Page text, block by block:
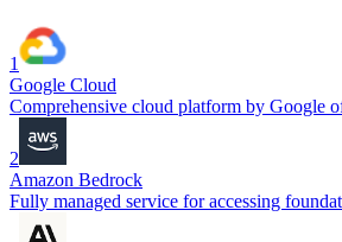
1
Google Cloud
Comprehensive cloud platform by Google
2
Amazon Bedrock
Fully managed service for accessing